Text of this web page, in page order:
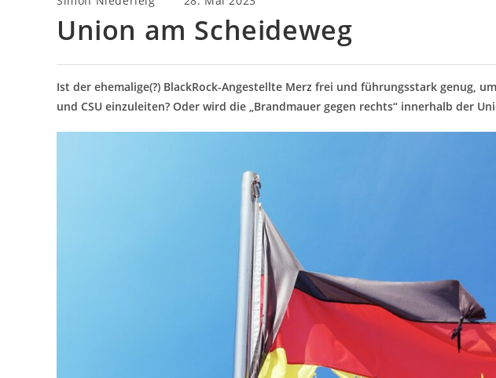
Union am Scheideweg
Ist der ehemalige(?) BlackRock-Angestellte Merz frei und führungsstark genug,
und CSU einzuleiten? Oder wird die „Brandmauer gegen rechts“ innerhalb der